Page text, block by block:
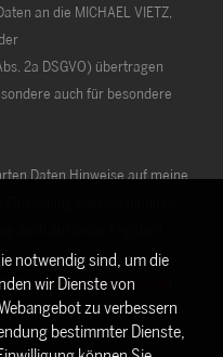
an die MICHAEL VIETZ,
2a DSGVO) übertragen
auch für besondere
Daten Hinweise auf meine
oder Gesundheit
( Datenschutzerklärung
notwendig sind, um die
wir Dienste von
zu verbessern
bestimmter Dienste,